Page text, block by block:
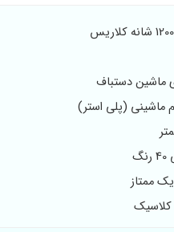
ماشین دستباف
ماشینی (پلی استر)
ممتاز